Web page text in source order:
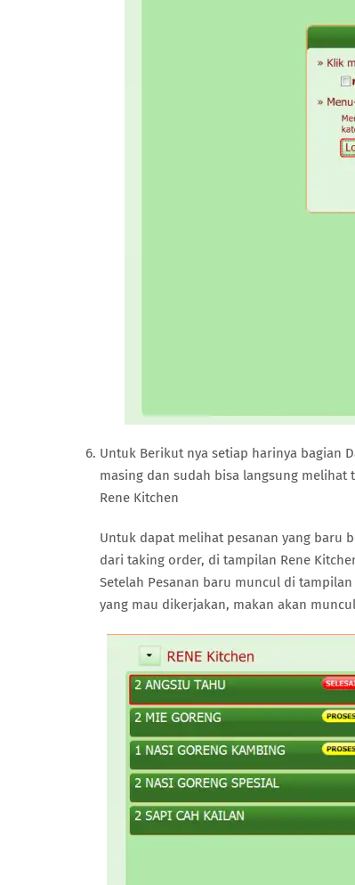
Untuk Berikut nya setiap harinya bagian
masing dan sudah bisa langsung melihat
Rene Kitchen
Untuk dapat melihat pesanan yang baru
dari taking order, di tampilan Rene
Setelah Pesanan baru muncul di
yang mau dikerjakan, makan akan